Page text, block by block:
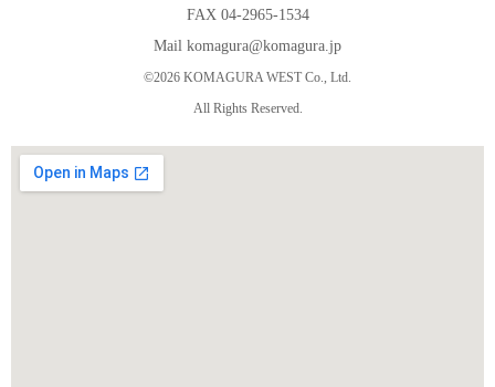
FAX 04-2965-1534
Mail komagura@komagura.jp
©2026 KOMAGURA WEST Co., Ltd.
All Rights Reserved.